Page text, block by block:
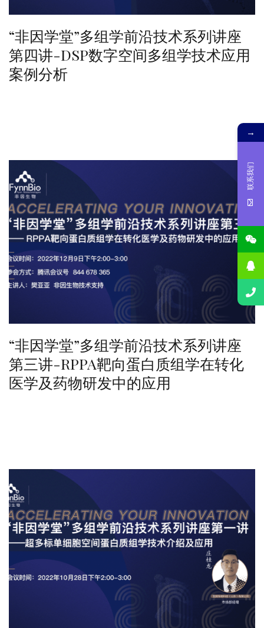
“非因学堂”多组学前沿技术系列讲座
第四讲-DSP数字空间多组学技术应用
案例分析
“非因学堂”多组学前沿技术系列讲座
第三讲-RPPA靶向蛋白质组学在转化
医学及药物研发中的应用
→
联系我们